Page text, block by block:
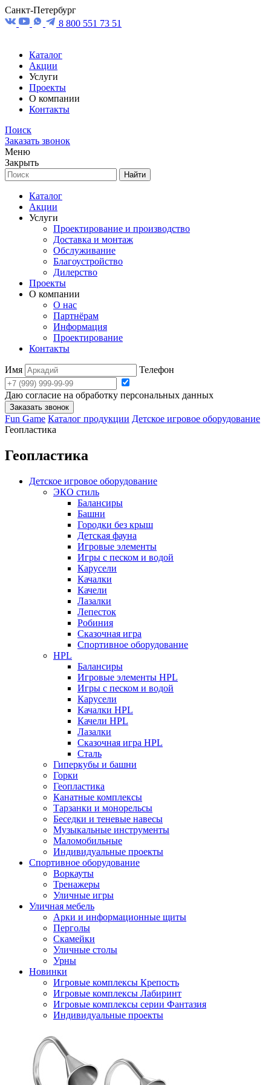
Санкт-Петербург
8 800 551 73 51
Каталог
Акции
Услуги
Проекты
О компании
Контакты
Поиск
Заказать звонок
Меню
Закрыть
Найти
Каталог
Акции
Услуги
Проектирование и производство
Доставка и монтаж
Обслуживание
Благоустройство
Дилерство
Проекты
О компании
О нас
Партнёрам
Информация
Проектирование
Контакты
Имя Телефон
Даю согласие на обработку персональных данных
Заказать звонок
Fun Game Каталог продукции Детское игровое оборудование
Геопластика
Геопластика
Детское игровое оборудование
ЭКО стиль
Балансиры
Башни
Городки без крыш
Детская фауна
Игровые элементы
Игры с песком и водой
Карусели
Качалки
Качели
Лазалки
Лепесток
Робиния
Сказочная игра
Спортивное оборудование
HPL
Балансиры
Игровые элементы HPL
Игры с песком и водой
Карусели
Качалки HPL
Качели HPL
Лазалки
Сказочная игра HPL
Сталь
Гиперкубы и башни
Горки
Геопластика
Канатные комплексы
Тарзанки и монорельсы
Беседки и теневые навесы
Музыкальные инструменты
Маломобильные
Индивидуальные проекты
Спортивное оборудование
Воркауты
Тренажеры
Уличные игры
Уличная мебель
Арки и информационные щиты
Перголы
Скамейки
Уличные столы
Урны
Новинки
Игровые комплексы Крепость
Игровые комплексы Лабиринт
Игровые комплексы серии Фантазия
Индивидуальные проекты